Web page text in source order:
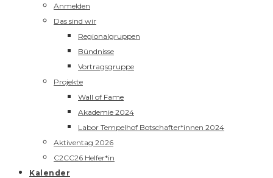
Anmelden
Das sind wir
Regionalgruppen
Bündnisse
Vortragsgruppe
Projekte
Wall of Fame
Akademie 2024
Labor Tempelhof Botschafter*innen 2024
Aktiventag 2026
C2CC26 Helfer*in
Kalender